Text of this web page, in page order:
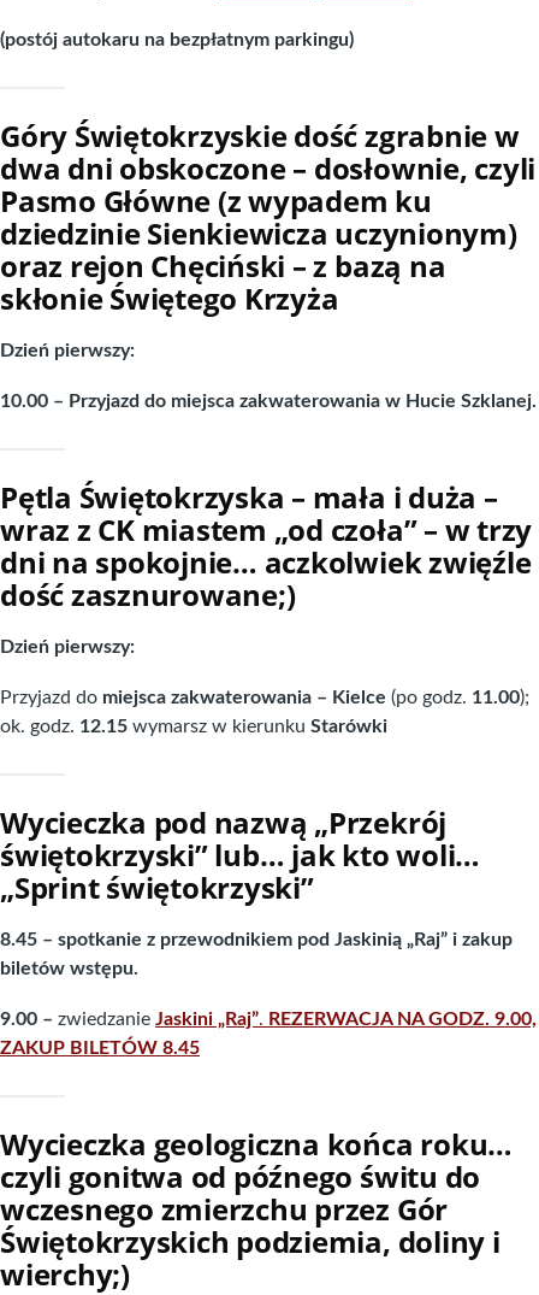
(postój autokaru na bezpłatnym parkingu)
Góry Świętokrzyskie dość zgrabnie w
dwa dni obskoczone – dosłownie, czyli
Pasmo Główne (z wypadem ku
dziedzinie Sienkiewicza uczynionym)
oraz rejon Chęciński – z bazą na
skłonie Świętego Krzyża
Dzień pierwszy:
10.00 – Przyjazd do miejsca zakwaterowania w Hucie Szklanej.
Pętla Świętokrzyska – mała i duża –
wraz z CK miastem „od czoła” – w trzy
dni na spokojnie… aczkolwiek zwięźle
dość zasznurowane;)
Dzień pierwszy:
Przyjazd do miejsca zakwaterowania – Kielce (po godz. 11.00);
ok. godz. 12.15 wymarsz w kierunku Starówki
Wycieczka pod nazwą „Przekrój
świętokrzyski” lub… jak kto woli…
„Sprint świętokrzyski”
8.45 – spotkanie z przewodnikiem pod Jaskinią „Raj” i zakup
biletów wstępu.
9.00 – zwiedzanie Jaskini „Raj”. REZERWACJA NA GODZ. 9.00,
ZAKUP BILETÓW 8.45
Wycieczka geologiczna końca roku…
czyli gonitwa od późnego świtu do
wczesnego zmierzchu przez Gór
Świętokrzyskich podziemia, doliny i
wierchy;)